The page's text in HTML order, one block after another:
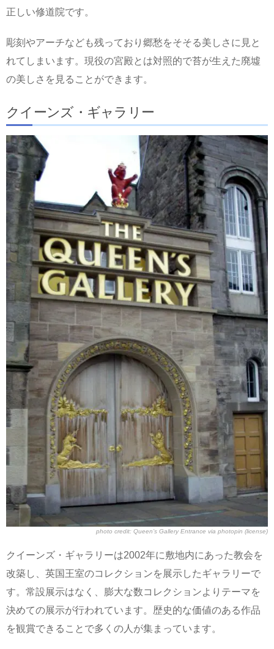
正しい修道院です。
彫刻やアーチなども残っており郷愁をそそる美しさに見と
れてしまいます。現役の宮殿とは対照的で苔が生えた廃墟
の美しさを見ることができます。
クイーンズ・ギャラリー
photo credit: Queen’s Gallery Entrance via photopin (license)
クイーンズ・ギャラリーは2002年に敷地内にあった教会を
改築し、英国王室のコレクションを展示したギャラリーで
す。常設展示はなく、膨大な数コレクションよりテーマを
決めての展示が行われています。歴史的な価値のある作品
を観賞できることで多くの人が集まっています。